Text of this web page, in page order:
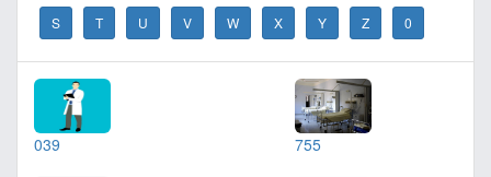
S T U V W X Y Z 0
039 755